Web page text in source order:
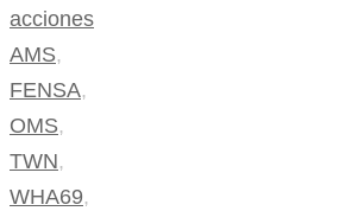
acciones
AMS,
FENSA,
OMS,
TWN,
WHA69,